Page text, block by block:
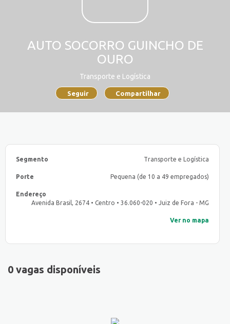
AUTO SOCORRO GUINCHO DE
OURO
Transporte e Logística
Seguir Compartilhar
Segmento Transporte e Logística
Porte Pequena (de 10 a 49 empregados)
Endereço
Avenida Brasil, 2674 • Centro • 36.060-020 • Juiz de Fora - MG
Ver no mapa
0 vagas disponíveis